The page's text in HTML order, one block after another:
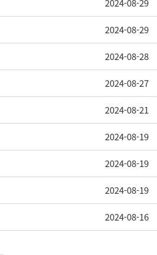
2024-08-29
2024-08-29
2024-08-28
2024-08-27
2024-08-21
2024-08-19
2024-08-19
2024-08-19
2024-08-16